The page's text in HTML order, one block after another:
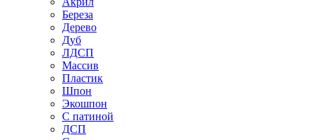
Береза
Дерево
Дуб
ЛДСП
Массив
Пластик
Шпон
Экошпон
С патиной
ДСП